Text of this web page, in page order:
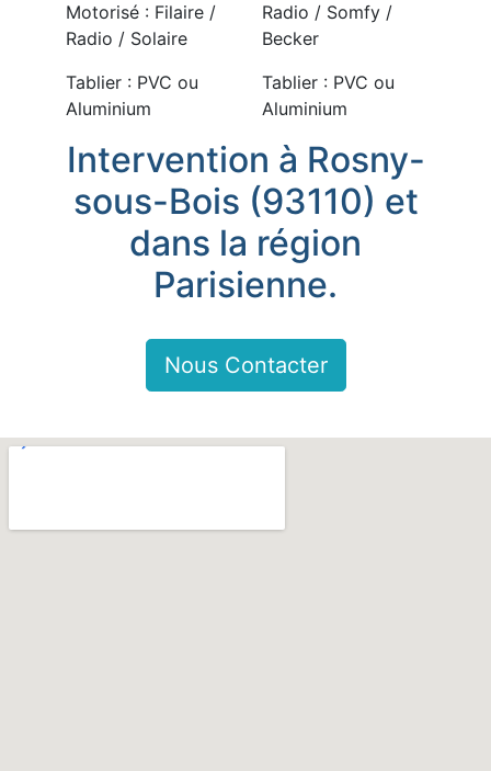
Motorisé : Filaire /
Radio / Solaire
Tablier : PVC ou
Aluminium
Radio / Somfy /
Becker
Tablier : PVC ou
Aluminium
Intervention à Rosny-
sous-Bois (93110) et
dans la région
Parisienne.
Nous Contacter